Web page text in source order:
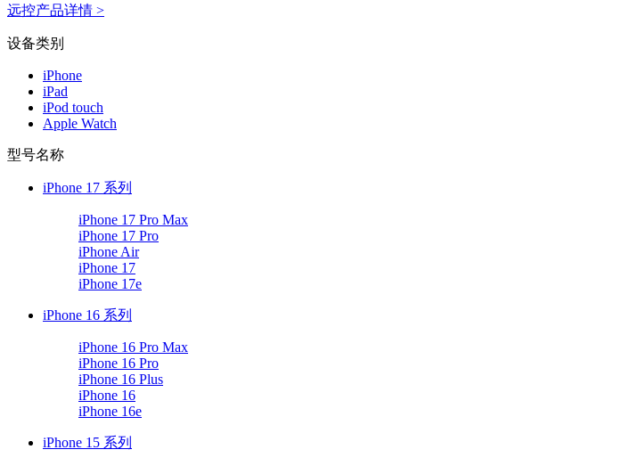
远控产品详情 >
设备类别
iPhone
iPad
iPod touch
Apple Watch
型号名称
iPhone 17 系列
iPhone 17 Pro Max
iPhone 17 Pro
iPhone Air
iPhone 17
iPhone 17e
iPhone 16 系列
iPhone 16 Pro Max
iPhone 16 Pro
iPhone 16 Plus
iPhone 16
iPhone 16e
iPhone 15 系列